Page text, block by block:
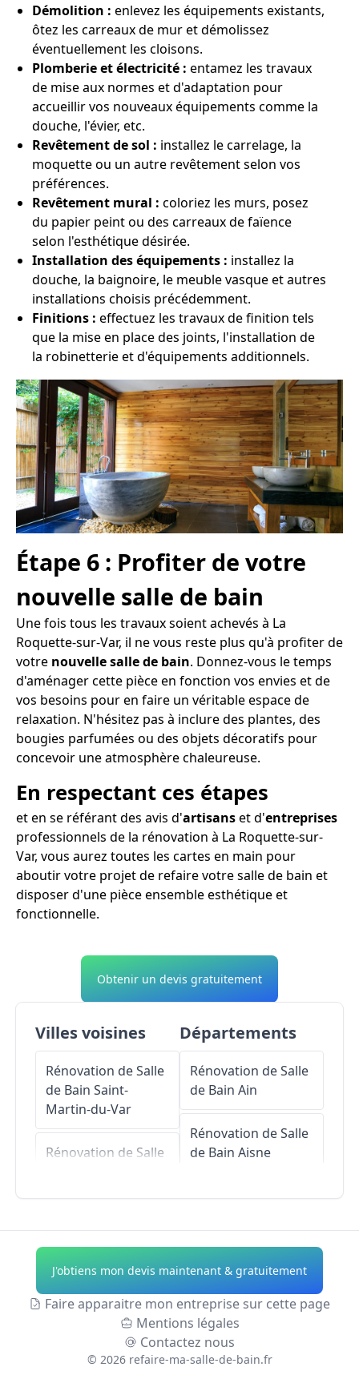
Démolition : enlevez les équipements existants,
ôtez les carreaux de mur et démolissez
éventuellement les cloisons.
Plomberie et électricité : entamez les travaux
de mise aux normes et d'adaptation pour
accueillir vos nouveaux équipements comme la
douche, l'évier, etc.
Revêtement de sol : installez le carrelage, la
moquette ou un autre revêtement selon vos
préférences.
Revêtement mural : coloriez les murs, posez
du papier peint ou des carreaux de faïence
selon l'esthétique désirée.
Installation des équipements : installez la
douche, la baignoire, le meuble vasque et autres
installations choisis précédemment.
Finitions : effectuez les travaux de finition tels
que la mise en place des joints, l'installation de
la robinetterie et d'équipements additionnels.
Étape 6 : Profiter de votre
nouvelle salle de bain
Une fois tous les travaux soient achevés à La
Roquette-sur-Var, il ne vous reste plus qu'à profiter de
votre nouvelle salle de bain. Donnez-vous le temps
d'aménager cette pièce en fonction vos envies et de
vos besoins pour en faire un véritable espace de
relaxation. N'hésitez pas à inclure des plantes, des
bougies parfumées ou des objets décoratifs pour
concevoir une atmosphère chaleureuse.
En respectant ces étapes
et en se référant des avis d'artisanset d'entreprises
professionnels de la rénovation à La Roquette-sur-
Var, vous aurez toutes les cartes en main pour
aboutir votre projet de refaire votre salle de bain et
disposer d'une pièce ensemble esthétique et
fonctionnelle.
Obtenir un devis gratuitement
Villes voisines
Rénovation de Salle
de Bain Saint-
Martin-du-Var
Rénovation de Salle
de BainLe Broc
Rénovation de Salle
de BainGilette
Rénovation de Salle
de BainBonson
Départements
Rénovation de Salle
de Bain Ain
Rénovation de Salle
de Bain Aisne
Rénovation de Salle
de Bain Alpes-de-
Haute-Provence
Rénovation de Salle
de BainHautes-
J'obtiens mon devis maintenant & gratuitement
Faire apparaitre mon entreprise sur cette page
Mentions légales
Contactez nous
© 2026 refaire-ma-salle-de-bain.fr